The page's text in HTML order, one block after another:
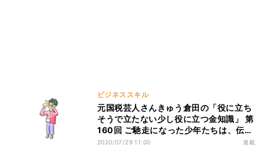
ビジネススキル
元国税芸人さんきゅう倉田の「役に立ち
そうで立たない少し役に立つ金知識」 第
160回 ご馳走になった少年たちは、伝票
を覗いた
2020/07/29 11:00 連載